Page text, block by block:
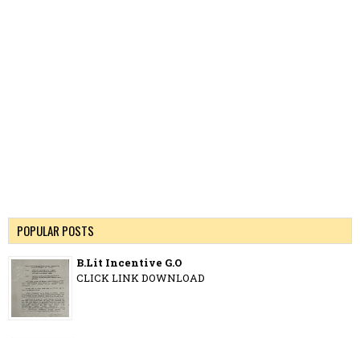
POPULAR POSTS
B.Lit Incentive G.O
CLICK LINK DOWNLOAD